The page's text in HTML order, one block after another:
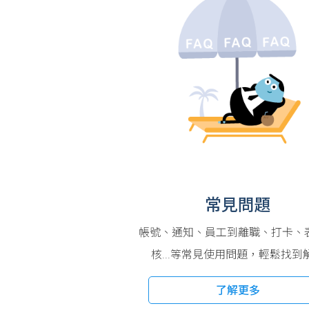
常見問題
帳號、通知、員工到離職、打卡、
核...等常見使用問題，輕鬆找到
了解更多